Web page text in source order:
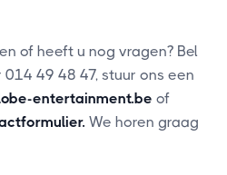
of heeft u nog vragen? Bel
49 48 47, stuur ons een
entertainment.be of
. We horen graag